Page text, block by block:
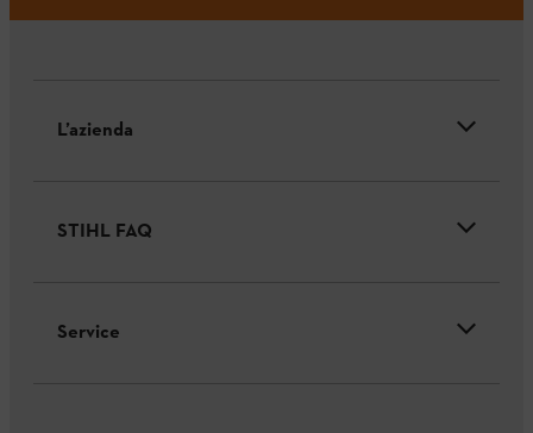
L’azienda
STIHL FAQ
Service